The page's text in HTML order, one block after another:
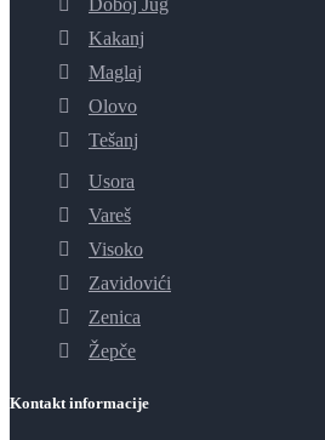
Doboj Jug
Kakanj
Maglaj
Olovo
Tešanj
Usora
Vareš
Visoko
Zavidovići
Zenica
Žepče
Kontakt informacije